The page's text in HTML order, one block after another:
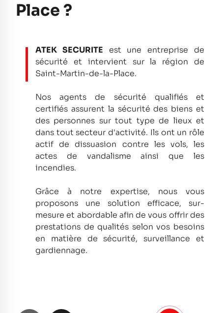
Place ?
ATEK SECURITE est une entreprise de
sécurité et intervient sur la région de
Saint-Martin-de-la-Place.
Nos agents de sécurité qualifiés et
certifiés assurent la sécurité des biens et
des personnes sur tout type de lieux et
dans tout secteur d'activité. Ils ont un rôle
actif de dissuasion contre les vols, les
actes de vandalisme ainsi que les
incendies.
Grâce à notre expertise, nous vous
proposons une solution efficace, sur-
mesure et abordable afin de vous offrir des
prestations de qualités selon vos besoins
en matière de sécurité, surveillance et
gardiennage.